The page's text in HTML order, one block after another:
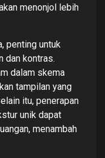
menonjol lebih
penting untuk
dan kontras.
dalam skema
tampilan yang
itu, penerapan
unik dapat
menambah